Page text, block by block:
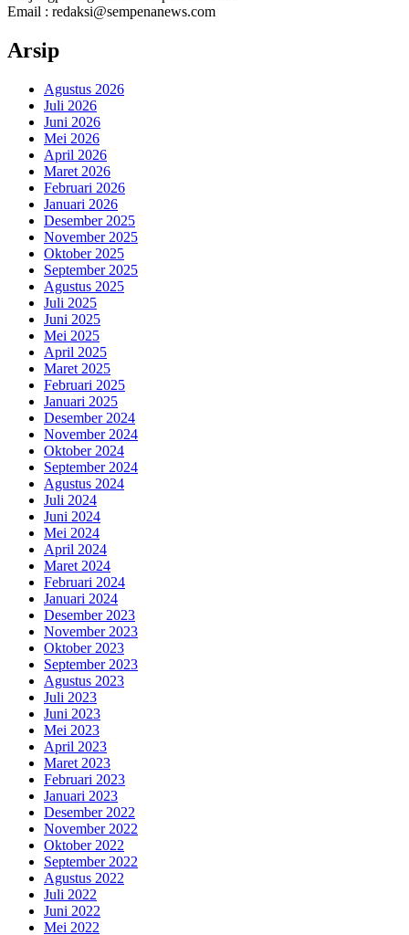
Email : redaksi@sempenanews.com
Arsip
Agustus 2026
Juli 2026
Juni 2026
Mei 2026
April 2026
Maret 2026
Februari 2026
Januari 2026
Desember 2025
November 2025
Oktober 2025
September 2025
Agustus 2025
Juli 2025
Juni 2025
Mei 2025
April 2025
Maret 2025
Februari 2025
Januari 2025
Desember 2024
November 2024
Oktober 2024
September 2024
Agustus 2024
Juli 2024
Juni 2024
Mei 2024
April 2024
Maret 2024
Februari 2024
Januari 2024
Desember 2023
November 2023
Oktober 2023
September 2023
Agustus 2023
Juli 2023
Juni 2023
Mei 2023
April 2023
Maret 2023
Februari 2023
Januari 2023
Desember 2022
November 2022
Oktober 2022
September 2022
Agustus 2022
Juli 2022
Juni 2022
Mei 2022